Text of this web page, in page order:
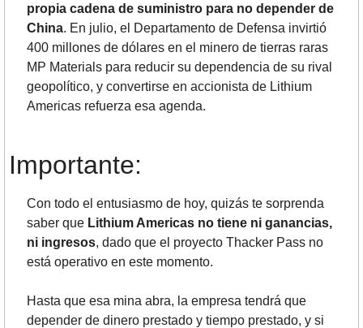
propia cadena de suministro para no depender de
China. En julio, el Departamento de Defensa invirtió
400 millones de dólares en el minero de tierras raras
MP Materials para reducir su dependencia de su rival
geopolítico, y convertirse en accionista de Lithium
Americas refuerza esa agenda.
Importante:
Con todo el entusiasmo de hoy, quizás te sorprenda
saber que Lithium Americas no tiene ni ganancias,
ni ingresos, dado que el proyecto Thacker Pass no
está operativo en este momento.
Hasta que esa mina abra, la empresa tendrá que
depender de dinero prestado y tiempo prestado, y si